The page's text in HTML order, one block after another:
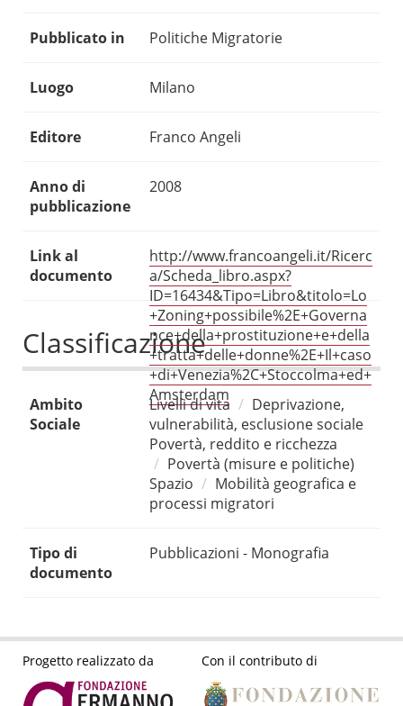
Pubblicato in Politiche Migratorie
Luogo Milano
Editore Franco Angeli
Anno di
pubblicazione
2008
Link al
documento
http://www.francoangeli.it/Ricerc
a/Scheda_libro.aspx?
ID=16434&Tipo=Libro&titolo=Lo
+Zoning+possibile%2E+Governa
nce+della+prostituzione+e+della
+tratta+delle+donne%2E+Il+caso
+di+Venezia%2C+Stoccolma+ed+
Amsterdam
Classificazione
Ambito
Sociale
Livelli di vita
Deprivazione,
vulnerabilità, esclusione sociale
Povertà, reddito e ricchezza
Povertà (misure e politiche)
Spazio
Mobilità geografica e
processi migratori
Tipo di
documento
Pubblicazioni - Monografia
Progetto realizzato da Con il contributo di